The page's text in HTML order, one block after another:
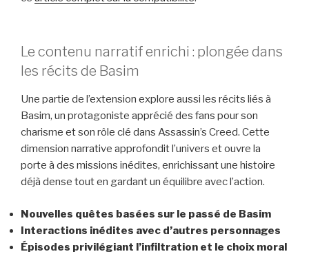
Le contenu narratif enrichi : plongée dans
les récits de Basim
Une partie de l’extension explore aussi les récits liés à
Basim, un protagoniste apprécié des fans pour son
charisme et son rôle clé dans Assassin’s Creed. Cette
dimension narrative approfondit l’univers et ouvre la
porte à des missions inédites, enrichissant une histoire
déjà dense tout en gardant un équilibre avec l’action.
Nouvelles quêtes basées sur le passé de Basim
Interactions inédites avec d’autres personnages
Épisodes privilégiant l’infiltration et le choix moral